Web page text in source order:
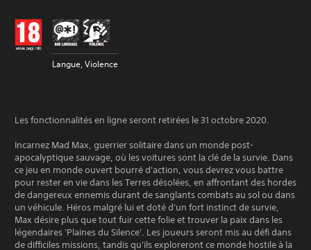
Langue, Violence
Les fonctionnalités en ligne seront retirées le 31 octobre 2020.
Incarnez Mad Max, guerrier solitaire dans un monde post-
apocalyptique sauvage, où les voitures sont la clé de la survie. Dans
ce jeu en monde ouvert bourré d'action, vous devrez vous battre
pour rester en vie dans les Terres désolées, en affrontant des hordes
de dangereux ennemis durant de sanglants combats au sol ou dans
un véhicule. Héros malgré lui et doté d'un fort instinct de survie,
Max désire plus que tout fuir cette folie et trouver la paix dans les
légendaires 'Plaines du Silence'. Les joueurs seront mis au défi dans
de difficiles missions, tandis qu'ils exploreront ce monde hostile à la